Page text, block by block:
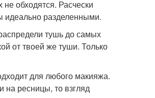
обходятся. Расчески
идеально разделенными.
тушь до самых
от твоей же туши. Только
для любого макияжа.
на ресницы, то взгляд